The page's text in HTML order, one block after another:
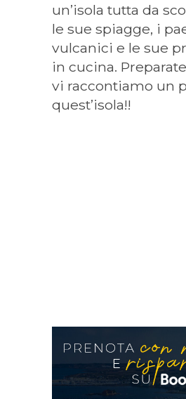
un’isola tutta da
le sue spiagge, i
vulcanici e le sue
in cucina.
vi raccontiamo un
quest’isola!!